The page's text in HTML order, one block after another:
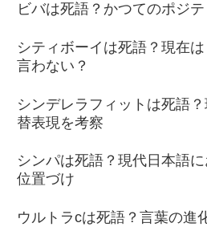
ビバは死語？かつてのポジ
シティボーイは死語？現在
言わない？
シンデレラフィットは死語
替表現を考察
シンパは死語？現代日本語
位置づけ
ウルトラcは死語？言葉の進